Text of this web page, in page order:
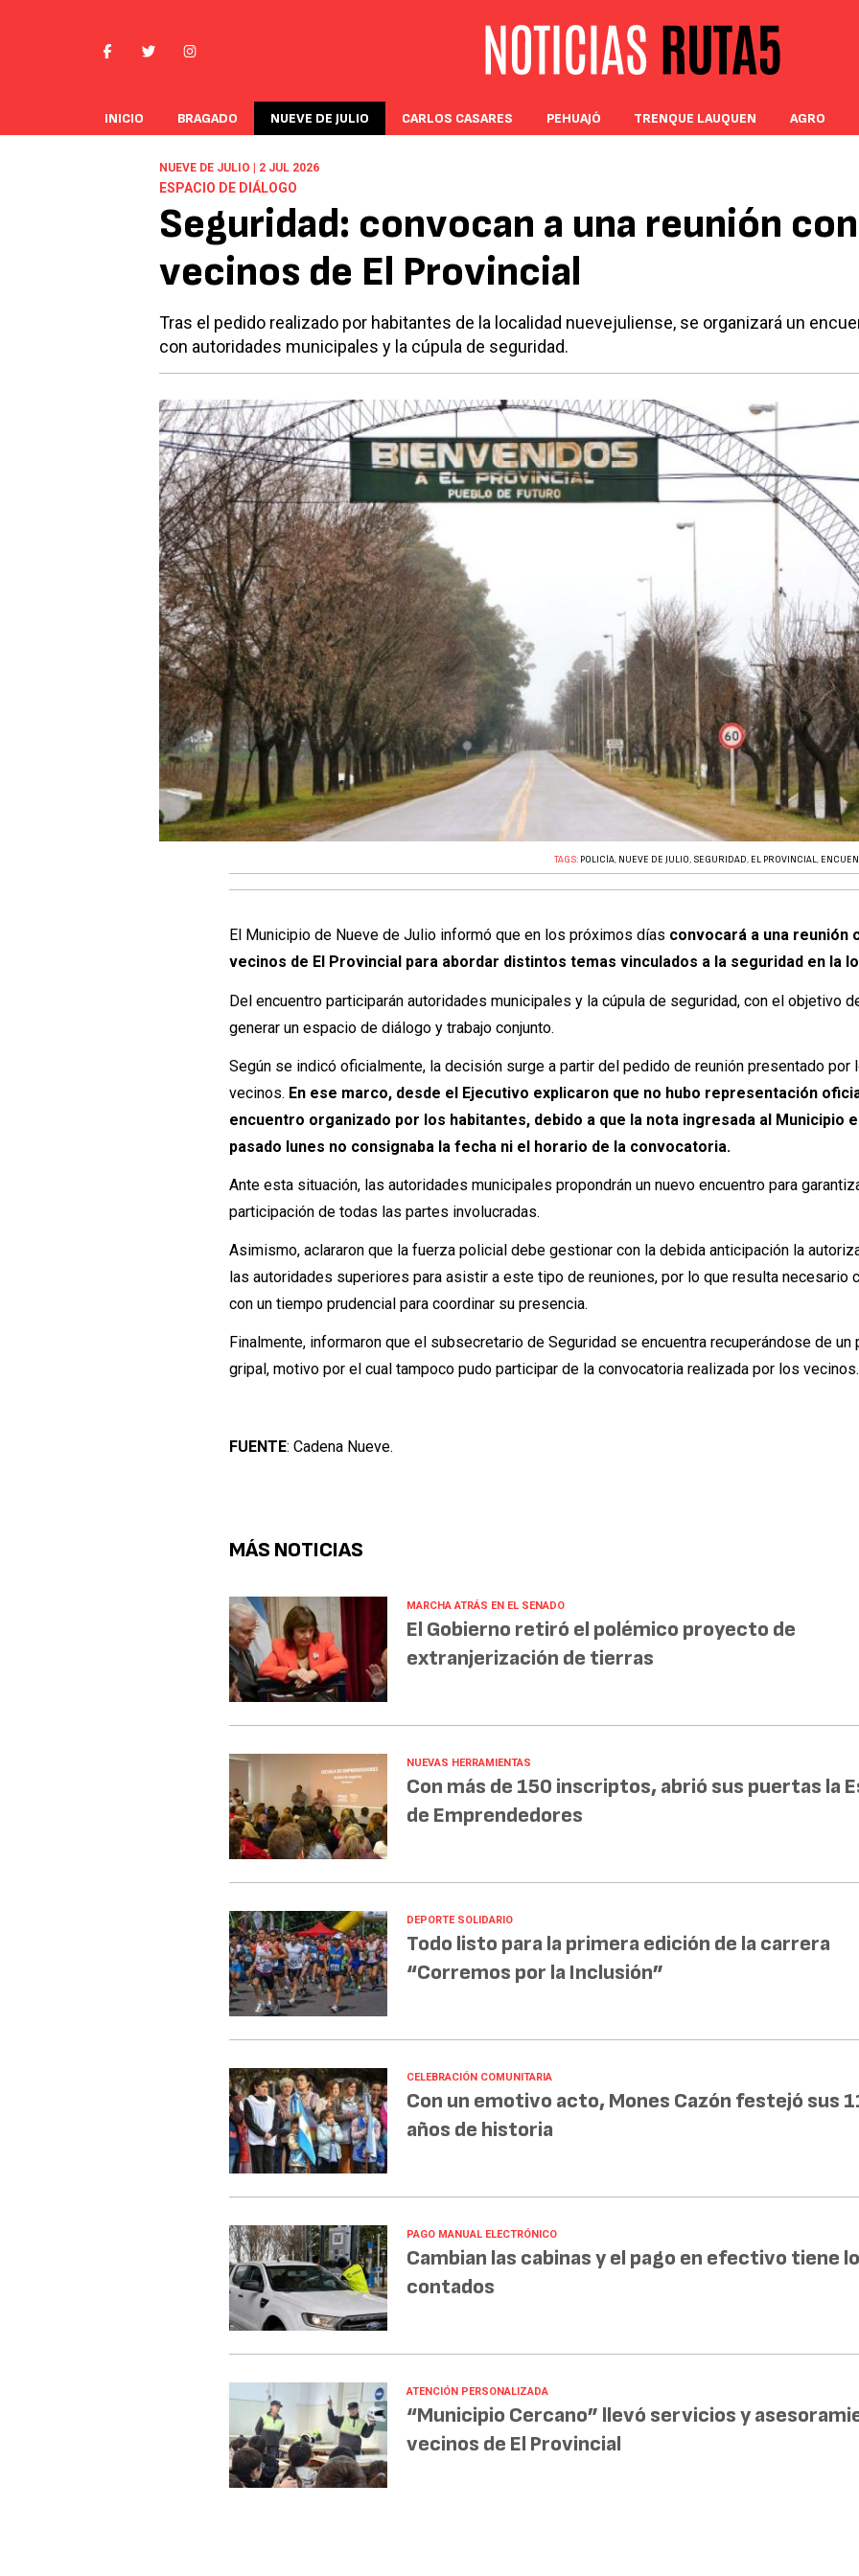
INICIO BRAGADO NUEVE DE JULIO CARLOS CASARES PEHUAJÓ TRENQUE LAUQUEN AGRO
NUEVE DE JULIO | 2 JUL 2026
ESPACIO DE DIÁLOGO
Seguridad: convocan a una reunión con
vecinos de El Provincial
Tras el pedido realizado por habitantes de la localidad nuevejuliense, se organizará un
con autoridades municipales y la cúpula de seguridad.
TAGS: POLICÍA, NUEVE DE JULIO, SEGURIDAD, EL PROVINCIAL,
El Municipio de Nueve de Julio informó que en los próximos días convocará a una reunión
vecinos de El Provincial para abordar distintos temas vinculados a la seguridad en la
Del encuentro participarán autoridades municipales y la cúpula de seguridad, con el objetivo
generar un espacio de diálogo y trabajo conjunto.
Según se indicó oficialmente, la decisión surge a partir del pedido de reunión presentado por
vecinos. En ese marco, desde el Ejecutivo explicaron que no hubo representación
encuentro organizado por los habitantes, debido a que la nota ingresada al Municipio
pasado lunes no consignaba la fecha ni el horario de la convocatoria.
Ante esta situación, las autoridades municipales propondrán un nuevo encuentro para
participación de todas las partes involucradas.
Asimismo, aclararon que la fuerza policial debe gestionar con la debida anticipación la
las autoridades superiores para asistir a este tipo de reuniones, por lo que resulta necesario
con un tiempo prudencial para coordinar su presencia.
Finalmente, informaron que el subsecretario de Seguridad se encuentra recuperándose de un
gripal, motivo por el cual tampoco pudo participar de la convocatoria realizada por los vecinos.
FUENTE: Cadena Nueve.
MÁS NOTICIAS
MARCHA ATRÁS EN EL SENADO
El Gobierno retiró el polémico proyecto de
extranjerización de tierras
NUEVAS HERRAMIENTAS
Con más de 150 inscriptos, abrió sus puertas la
de Emprendedores
DEPORTE SOLIDARIO
Todo listo para la primera edición de la carrera
“Corremos por la Inclusión”
CELEBRACIÓN COMUNITARIA
Con un emotivo acto, Mones Cazón festejó sus
años de historia
PAGO MANUAL ELECTRÓNICO
Cambian las cabinas y el pago en efectivo tiene
contados
ATENCIÓN PERSONALIZADA
“Municipio Cercano” llevó servicios y
vecinos de El Provincial